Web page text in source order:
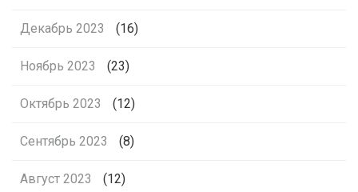
Декабрь 2023 (16)
Ноябрь 2023 (23)
Октябрь 2023 (12)
Сентябрь 2023 (8)
Август 2023 (12)